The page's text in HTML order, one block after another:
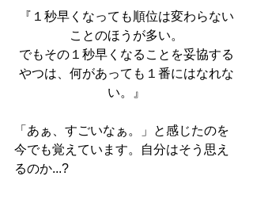
『１秒早くなっても順位は変わらない
ことのほうが多い。
でもその１秒早くなることを妥協する
やつは、何があっても１番にはなれな
い。』
「あぁ、すごいなぁ。」と感じたのを
今でも覚えています。自分はそう思え
るのか...?